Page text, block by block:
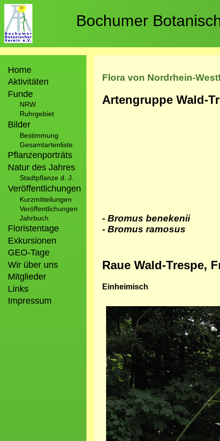
Direkt
zum
Inhalt
Bochumer
Home
Aktivitäten
Funde
NRW
Ruhrgebiet
Bilder
Bestimmung
Gesamtartenliste
Pflanzenporträts
Natur des Jahres
Stadtpflanze d. J.
Veröffentlichungen
Kurzmitteilungen
Veröffentlichungen
Jahrbuch
Floristentage
Exkursionen
GEO-Tage
Wir über uns
Mitglieder
Links
Impressum
Flora von Nordrhein-
Artengruppe Wald-
- Bromus benekenii
- Bromus ramosus
Raue Wald-Trespe,
Einheimisch
Bild